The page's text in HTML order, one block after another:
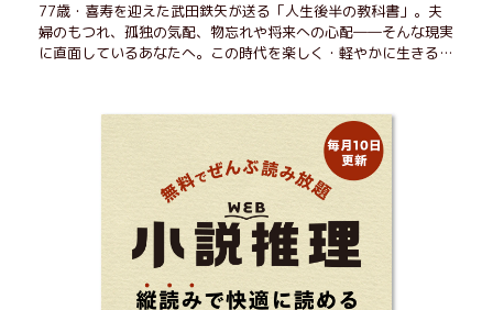
77歳・喜寿を迎えた武田鉄矢が送る「人生後半の教科書」。夫
婦のもつれ、孤独の気配、物忘れや将来への心配――そんな現実
に直面しているあなたへ。この時代を楽しく・軽やかに生きるヒ
ら！ 読むだけで前向きになれる一冊。